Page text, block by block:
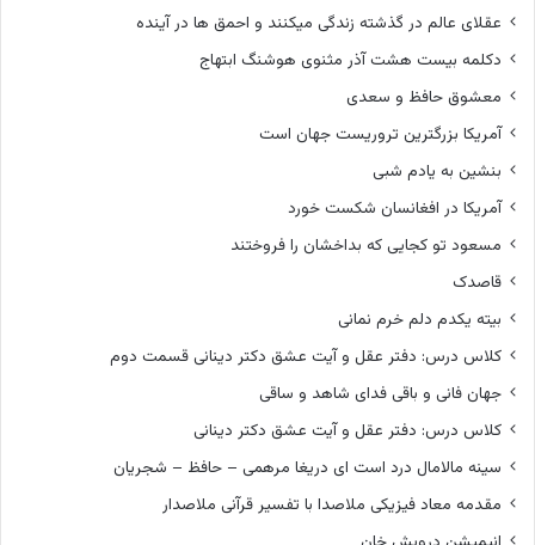
عقلای عالم در گذشته زندگی میکنند و احمق ها در آینده
دکلمه بیست هشت آذر مثنوی هوشنگ ابتهاج
معشوق حافظ و سعدی
آمریکا بزرگترین تروریست جهان است
بنشین به یادم شبی
آمریکا در افغانسان شکست خورد
مسعود تو کجایی که بداخشان را فروختند
قاصدک
بیته یکدم دلم خرم نمانی
کلاس درس: دفتر عقل و آیت عشق دکتر دینانی قسمت دوم
جهان فانی و باقی فدای شاهد و ساقی
کلاس درس: دفتر عقل و آیت عشق دکتر دینانی
سینه مالامال درد است ای دریغا مرهمی – حافظ – شجریان
مقدمه معاد فیزیکی ملاصدا با تفسیر قرآنی ملاصدار